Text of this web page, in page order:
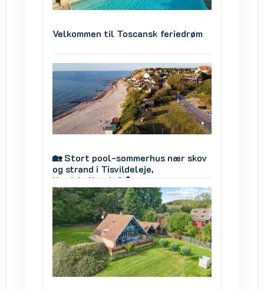
Velkommen til Toscansk feriedrøm
🏡 Stort pool-sommerhus nær skov
og strand i Tisvildeleje,
Nordsjælland 🌊🌲